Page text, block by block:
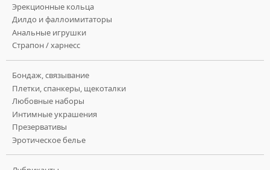
Эрекционные кольца
Дилдо и фаллоимитаторы
Анальные игрушки
Страпон / харнесс
Бондаж, связывание
Плетки, спанкеры, щекоталки
Любовные наборы
Интимные украшения
Презервативы
Эротическое белье